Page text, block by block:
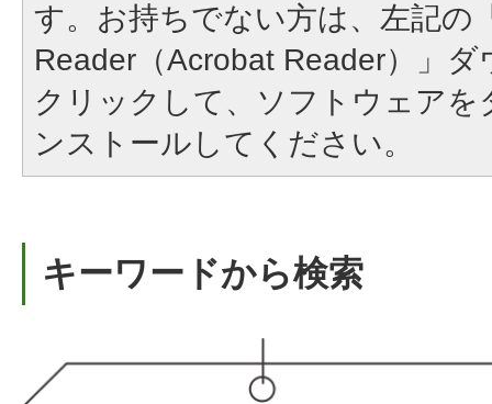
す。お持ちでない方は、左記の
Reader（Acrobat Reader）」
クリックして、ソフトウェア
ンストールしてください。
キーワードから検索